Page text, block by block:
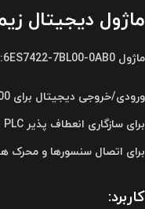
ماژول دیجیتال
ماژول 6ES7422-7BL00-0AB0:
ورودی/خروجی دیجیتال برای SIMATIC S7-400.
برای سازگاری انعطاف پذیر PLC با کار مربوطه.
برای اتصال سنسورها و محرک
کاربرد: